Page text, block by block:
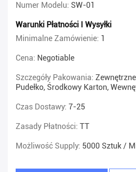
Numer Modelu: SW-01
Warunki Płatności I Wysyłki
Minimalne Zamówienie: 1
Cena: Negotiable
Szczegóły Pakowania:
Pudełko, Środkowy Karton,
Czas Dostawy: 7-25
Zasady Płatności: TT
Możliwość Supply: 5000 Sztuk /